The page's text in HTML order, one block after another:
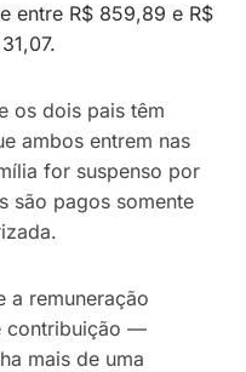
entre R$ 859,89 e R$
os dois pais têm
ambos entrem nas
for suspenso por
são pagos somente
a remuneração
contribuição —
mais de uma